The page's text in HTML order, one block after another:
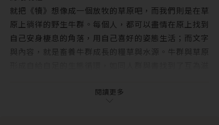
受傷時先冰敷，再把瘀血推散──《成為男人的方法》
定格中國民間知識分子的草根轉身──《在人民之間》
活著，才能找到問題的答案──《無論如何都要活著》
異溫層中的旅行者──《異溫層迷航記：芭樂人類學
就把《犢》想像成一個放牧的草原吧，而我們則是在草
原上徜徉的野生牛群。每個人，都可以盡情在原上找到
自己安身棲息的角落，用自己喜好的姿態生活；而文字
與內容，就是畜養牛群成長的糧草與水源。牛群與草原
《犢》將是一個全新的園地，一個嘗試未知與各種可能
的地方。我們會在這裡分享新的電子書觀點、趨勢，儘
閱讀更多